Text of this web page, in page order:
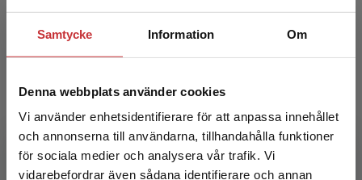
Samtycke Information Om
Denna webbplats använder cookies
Vi använder enhetsidentifierare för att anpassa innehållet
och annonserna till användarna, tillhandahålla funktioner
för sociala medier och analysera vår trafik. Vi
vidarebefordrar även sådana identifierare och annan
Begränsad fraktregion
Henning Loeb, I - Korp, H
343 krinkl. moms